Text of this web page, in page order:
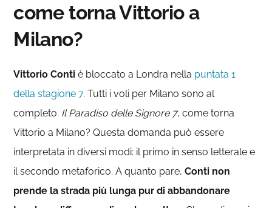
come torna Vittorio a
Milano?
Vittorio Conti è bloccato a Londra nella puntata 1
della stagione 7. Tutti i voli per Milano sono al
completo. Il Paradiso delle Signore 7, come torna
Vittorio a Milano? Questa domanda può essere
interpretata in diversi modi: il primo in senso letterale e
il secondo metaforico. A quanto pare,Conti non
prende la strada più lunga pur di abbandonare